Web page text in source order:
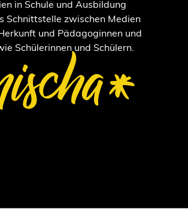
in Schule und Ausbildung
Schnittstelle zwischen Medien
und Pädagoginnen und
Schülerinnen und Schülern.